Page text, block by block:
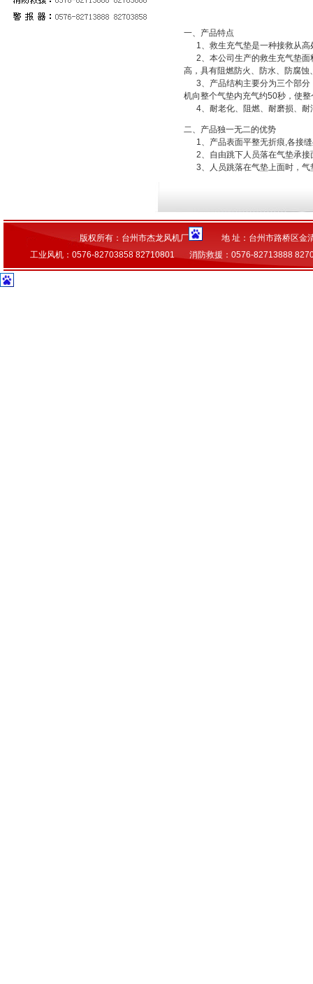
一、产品特点
1、救生充气垫是一种接救从高
2、本公司生产的救生充气垫面
高，具有阻燃防火、防水、防腐
3、产品结构主要分为三个部分
机向整个气垫内充气约50秒，使
4、耐老化、阻燃、耐磨损、耐
二、产品独一无二的优势
1、产品表面平整无折痕,各接缝
2、自由跳下人员落在气垫承接
3、人员跳落在气垫上面时，气
版权所有：台州市杰龙风机厂
地 址：台州市路桥区金
工业风机：0576-82703858 82710801 消防救援：0576-82713888